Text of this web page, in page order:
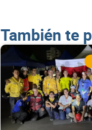
También te